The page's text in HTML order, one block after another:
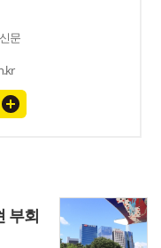
문
부회